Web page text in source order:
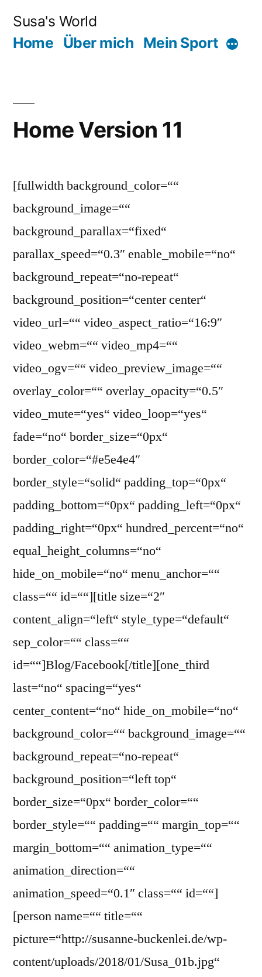
Inhalt
Susa's World
Home Über mich Mein Sport Mehr
Home Version 11
[fullwidth background_color=““
background_image=““
background_parallax=“fixed“
parallax_speed=“0.3″ enable_mobile=“no“
background_repeat=“no-repeat“
background_position=“center center“
video_url=““ video_aspect_ratio=“16:9″
video_webm=““ video_mp4=““
video_ogv=““ video_preview_image=““
overlay_color=““ overlay_opacity=“0.5″
video_mute=“yes“ video_loop=“yes“
fade=“no“ border_size=“0px“
border_color=“#e5e4e4″
border_style=“solid“ padding_top=“0px“
padding_bottom=“0px“ padding_left=“0px“
padding_right=“0px“ hundred_percent=“no“
equal_height_columns=“no“
hide_on_mobile=“no“ menu_anchor=““
class=““ id=““][title size=“2″
content_align=“left“ style_type=“default“
sep_color=““ class=““
id=““]Blog/Facebook[/title][one_third
last=“no“ spacing=“yes“
center_content=“no“ hide_on_mobile=“no“
background_color=““ background_image=““
background_repeat=“no-repeat“
background_position=“left top“
border_size=“0px“ border_color=““
border_style=““ padding=““ margin_top=““
margin_bottom=““ animation_type=““
animation_direction=““
animation_speed=“0.1″ class=““ id=““]
[person name=““ title=““
picture=“http://susanne-buckenlei.de/wp-
content/uploads/2018/01/Susa_01b.jpg“